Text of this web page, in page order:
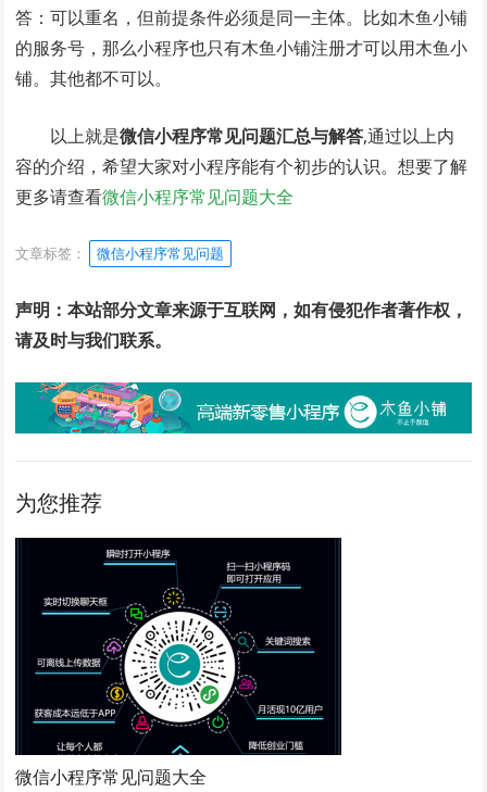
答：可以重名，但前提条件必须是同一主体。比如木鱼小铺
的服务号，那么小程序也只有木鱼小铺注册才可以用木鱼小
铺。其他都不可以。
以上就是微信小程序常见问题汇总与解答,通过以上内
容的介绍，希望大家对小程序能有个初步的认识。想要了解
更多请查看微信小程序常见问题大全
文章标签： 微信小程序常见问题
声明：本站部分文章来源于互联网，如有侵犯作者著作权，
请及时与我们联系。
为您推荐
微信小程序常见问题大全